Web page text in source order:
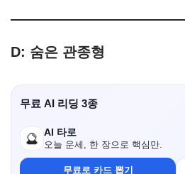
D: 숨은 관종형
무료 AI 리딩 3종
🔮 AI 타로
오늘 운세, 한 장으로 핵심만.
무료로 카드 뽑기